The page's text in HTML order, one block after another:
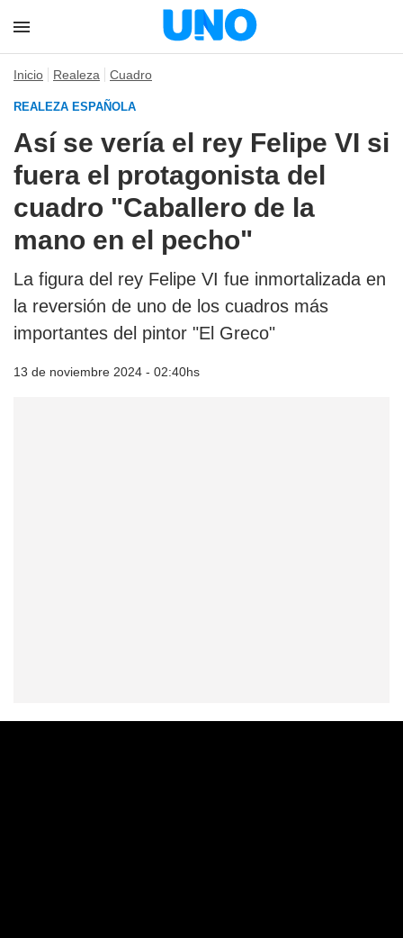
Inicio Realeza Cuadro
REALEZA ESPAÑOLA
Así se vería el rey Felipe VI si
fuera el protagonista del
cuadro "Caballero de la
mano en el pecho"
La figura del rey Felipe VI fue inmortalizada en
la reversión de uno de los cuadros más
importantes del pintor "El Greco"
13 de noviembre 2024 - 02:40hs